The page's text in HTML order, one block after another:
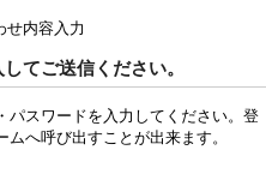
てご送信ください。
パスワードを入力してください。登
へ呼び出すことが出来ます。